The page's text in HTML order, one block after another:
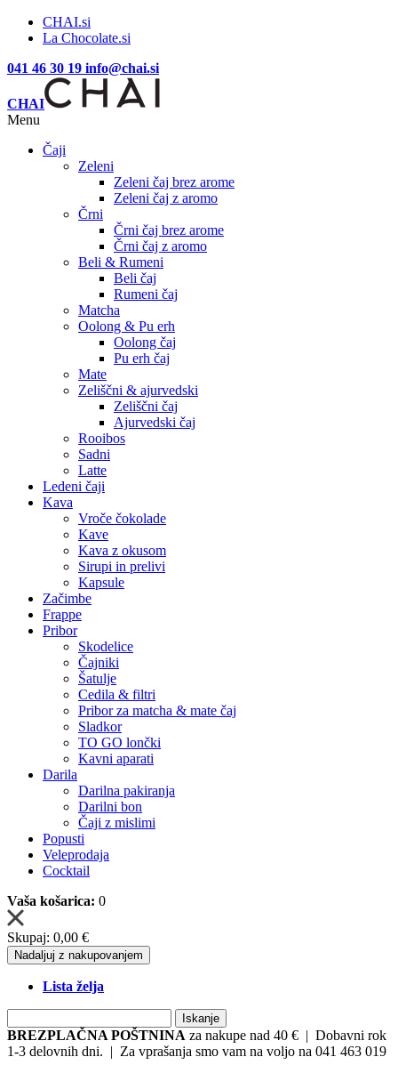
CHAI.si
La Chocolate.si
041 46 30 19 info@chai.si
CHAI
Menu
Čaji
Zeleni
Zeleni čaj brez arome
Zeleni čaj z aromo
Črni
Črni čaj brez arome
Črni čaj z aromo
Beli & Rumeni
Beli čaj
Rumeni čaj
Matcha
Oolong & Pu erh
Oolong čaj
Pu erh čaj
Mate
Zeliščni & ajurvedski
Zeliščni čaj
Ajurvedski čaj
Rooibos
Sadni
Latte
Ledeni čaji
Kava
Vroče čokolade
Kave
Kava z okusom
Sirupi in prelivi
Kapsule
Začimbe
Frappe
Pribor
Skodelice
Čajniki
Šatulje
Cedila & filtri
Pribor za matcha & mate čaj
Sladkor
TO GO lončki
Kavni aparati
Darila
Darilna pakiranja
Darilni bon
Čaji z mislimi
Popusti
Veleprodaja
Cocktail
Vaša košarica: 0
Skupaj: 0,00 €
Nadaljuj z nakupovanjem
Lista želja
Iskanje
BREZPLAČNA POŠTNINA za nakupe nad 40 € | Dobavni rok
1-3 delovnih dni. | Za vprašanja smo vam na voljo na 041 463 019